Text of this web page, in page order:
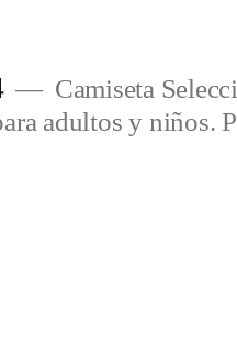
Camiseta
adultos y niños.